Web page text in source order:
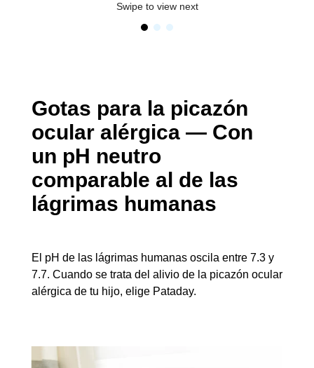
Swipe to view next
Gotas para la picazón
ocular alérgica — Con
un pH neutro
comparable al de las
lágrimas humanas
El pH de las lágrimas humanas oscila entre 7.3 y
7.7. Cuando se trata del alivio de la picazón ocular
alérgica de tu hijo, elige Pataday.